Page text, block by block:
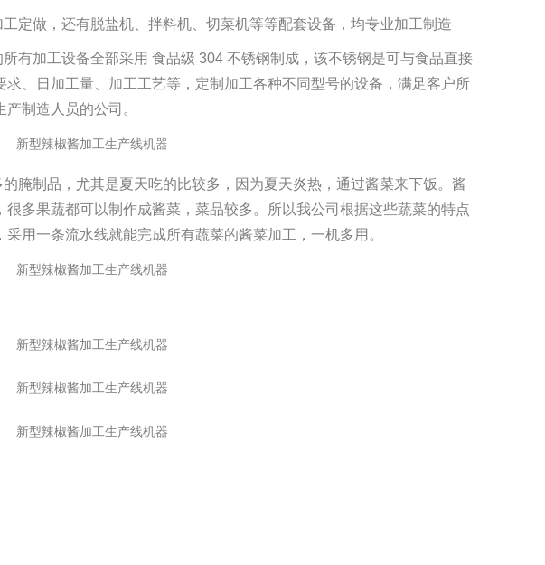
定做，还有脱盐机、拌料机、切菜机等等配套设备，均专业加工制造
有加工设备全部采用 食品级 304 不锈钢制成，该不锈钢是可与食品直接
、日加工量、加工工艺等，定制加工各种不同型号的设备，满足客户所
制造人员的公司。
腌制品，尤其是夏天吃的比较多，因为夏天炎热，通过酱菜来下饭。酱
多果蔬都可以制作成酱菜，菜品较多。所以我公司根据这些蔬菜的特点
用一条流水线就能完成所有蔬菜的酱菜加工，一机多用。